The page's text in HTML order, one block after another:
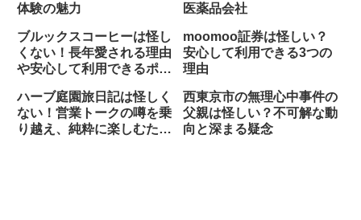
体験の魅力
医薬品会社
ブルックスコーヒーは怪し
くない！長年愛される理由
や安心して利用できるポイ
moomoo証券は怪しい？
安心して利用できる3つの
理由
ハーブ庭園旅日記は怪しく
ない！営業トークの噂を乗
り越え、純粋に楽しむため
西東京市の無理心中事件の
父親は怪しい？不可解な動
向と深まる疑念